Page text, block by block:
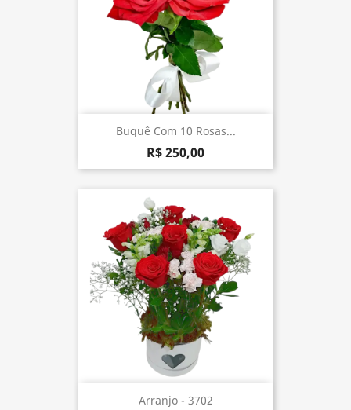
Buquê Com 10 Rosas...
R$ 250,00
Arranjo - 3702